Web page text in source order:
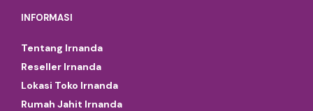
INFORMASI
Tentang Irnanda
Reseller Irnanda
Lokasi Toko Irnanda
Rumah Jahit Irnanda